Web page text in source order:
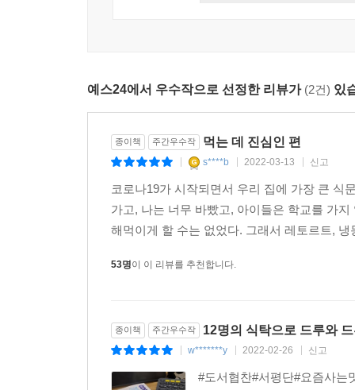
김현민 | 영화 전문기자 겸 영화 감독
“배고프고 잠도 올 때는 잠을 포기한다.”
“푹 쉬고 싶을 때는 러플스 체다치즈 226그램을 먹
디에디트 | 에디터 M, 에디터 H, 에디터 B
“점심을 먹을 때 저녁 메뉴를 고민한다.”
“팝콘이 먹고 싶을 때는 영화관에 가는 편이다.”
“추울 때는 더 먹는다.”
예스24에서 우수작으로 선정한 리뷰가 (2건) 있
종이책 주간우수작 먹는 데 진심인 편
s****b 2022-03-13 신고
코로나19가 시작되면서 우리 집에 가장 큰 식
가고, 나는 너무 바빴고, 아이들은 학교를 가
해먹이게 할 수는 없었다. 그래서 레토르트,
53명이 이 리뷰를 추천합니다.
종이책 주간우수작 12명의 식탁으로 드루와
w*******y 2022-02-26 신고
#도서협찬#서평단#요즘사는